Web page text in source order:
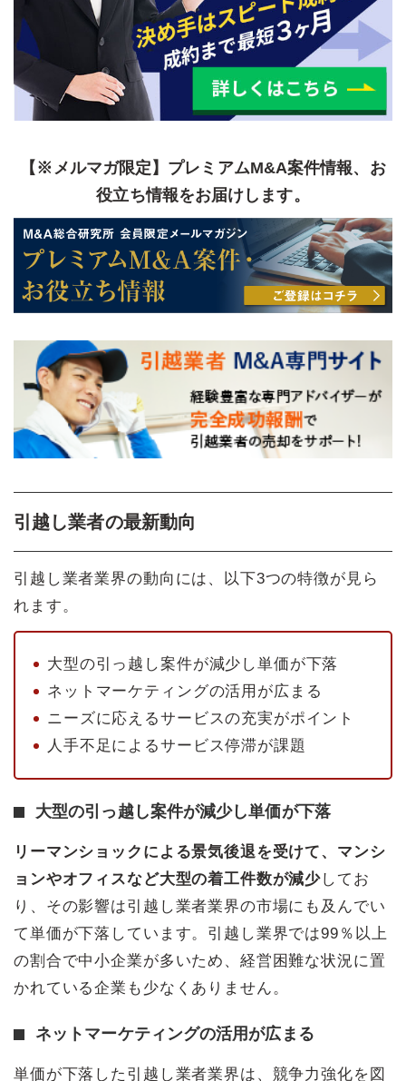
【※メルマガ限定】プレミアムM&A案件情報、お
役立ち情報をお届けします。
引越し業者の最新動向
引越し業者業界の動向には、以下3つの特徴が見ら
れます。
大型の引っ越し案件が減少し単価が下落
ネットマーケティングの活用が広まる
ニーズに応えるサービスの充実がポイント
人手不足によるサービス停滞が課題
大型の引っ越し案件が減少し単価が下落
リーマンショックによる景気後退を受けて、マンシ
ョンやオフィスなど大型の着工件数が減少してお
り、その影響は引越し業者業界の市場にも及んでい
て単価が下落しています。引越し業界では99％以上
の割合で中小企業が多いため、経営困難な状況に置
かれている企業も少なくありません。
ネットマーケティングの活用が広まる
単価が下落した引越し業者業界は、競争力強化を図